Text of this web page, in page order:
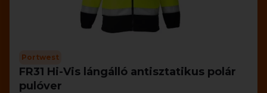
Portwest
FR31 Hi-Vis lángálló antisztatikus polár
pulóver